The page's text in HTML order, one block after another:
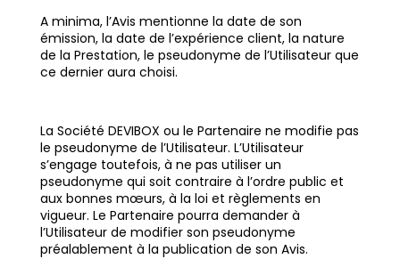
A minima, l’Avis mentionne la date de son
émission, la date de l’expérience client, la nature
de la Prestation, le pseudonyme de l’Utilisateur que
ce dernier aura choisi.
La Société DEVIBOX ou le Partenaire ne modifie pas
le pseudonyme de l’Utilisateur. L’Utilisateur
s’engage toutefois, à ne pas utiliser un
pseudonyme qui soit contraire à l’ordre public et
aux bonnes mœurs, à la loi et règlements en
vigueur. Le Partenaire pourra demander à
l’Utilisateur de modifier son pseudonyme
préalablement à la publication de son Avis.